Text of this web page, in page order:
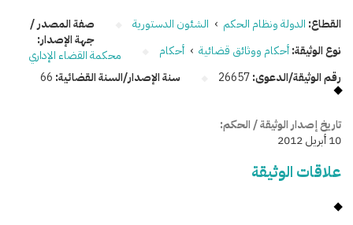
القطاع: الدولة ونظام الحكم › الشئون الدستورية
نوع الوثيقة:أحكام ووثائق قضائية › أحكام
رقم الوثيقة/الدعوى:26657 سنة الإصدار/السنة القضائية: 66
صفة المصدر /
جهة الإصدار:
محكمة القضاء الإداري
تاريخ إصدار الوثيقة / الحكم:
10 أبريل 2012
علاقات الوثيقة